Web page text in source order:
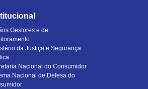
Gestores e de
da Justiça e Segurança
Nacional do Consumidor
Nacional de Defesa do